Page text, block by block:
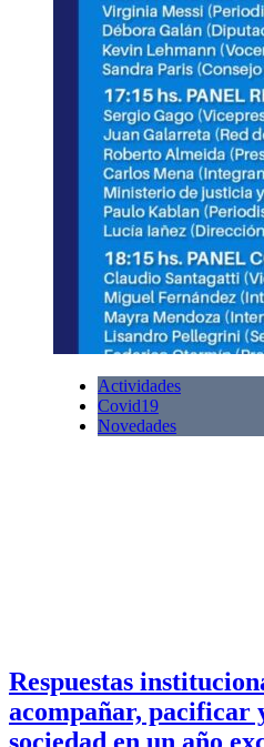
Actividades
Covid19
Novedades
Respuestas
acompañar, pacificar